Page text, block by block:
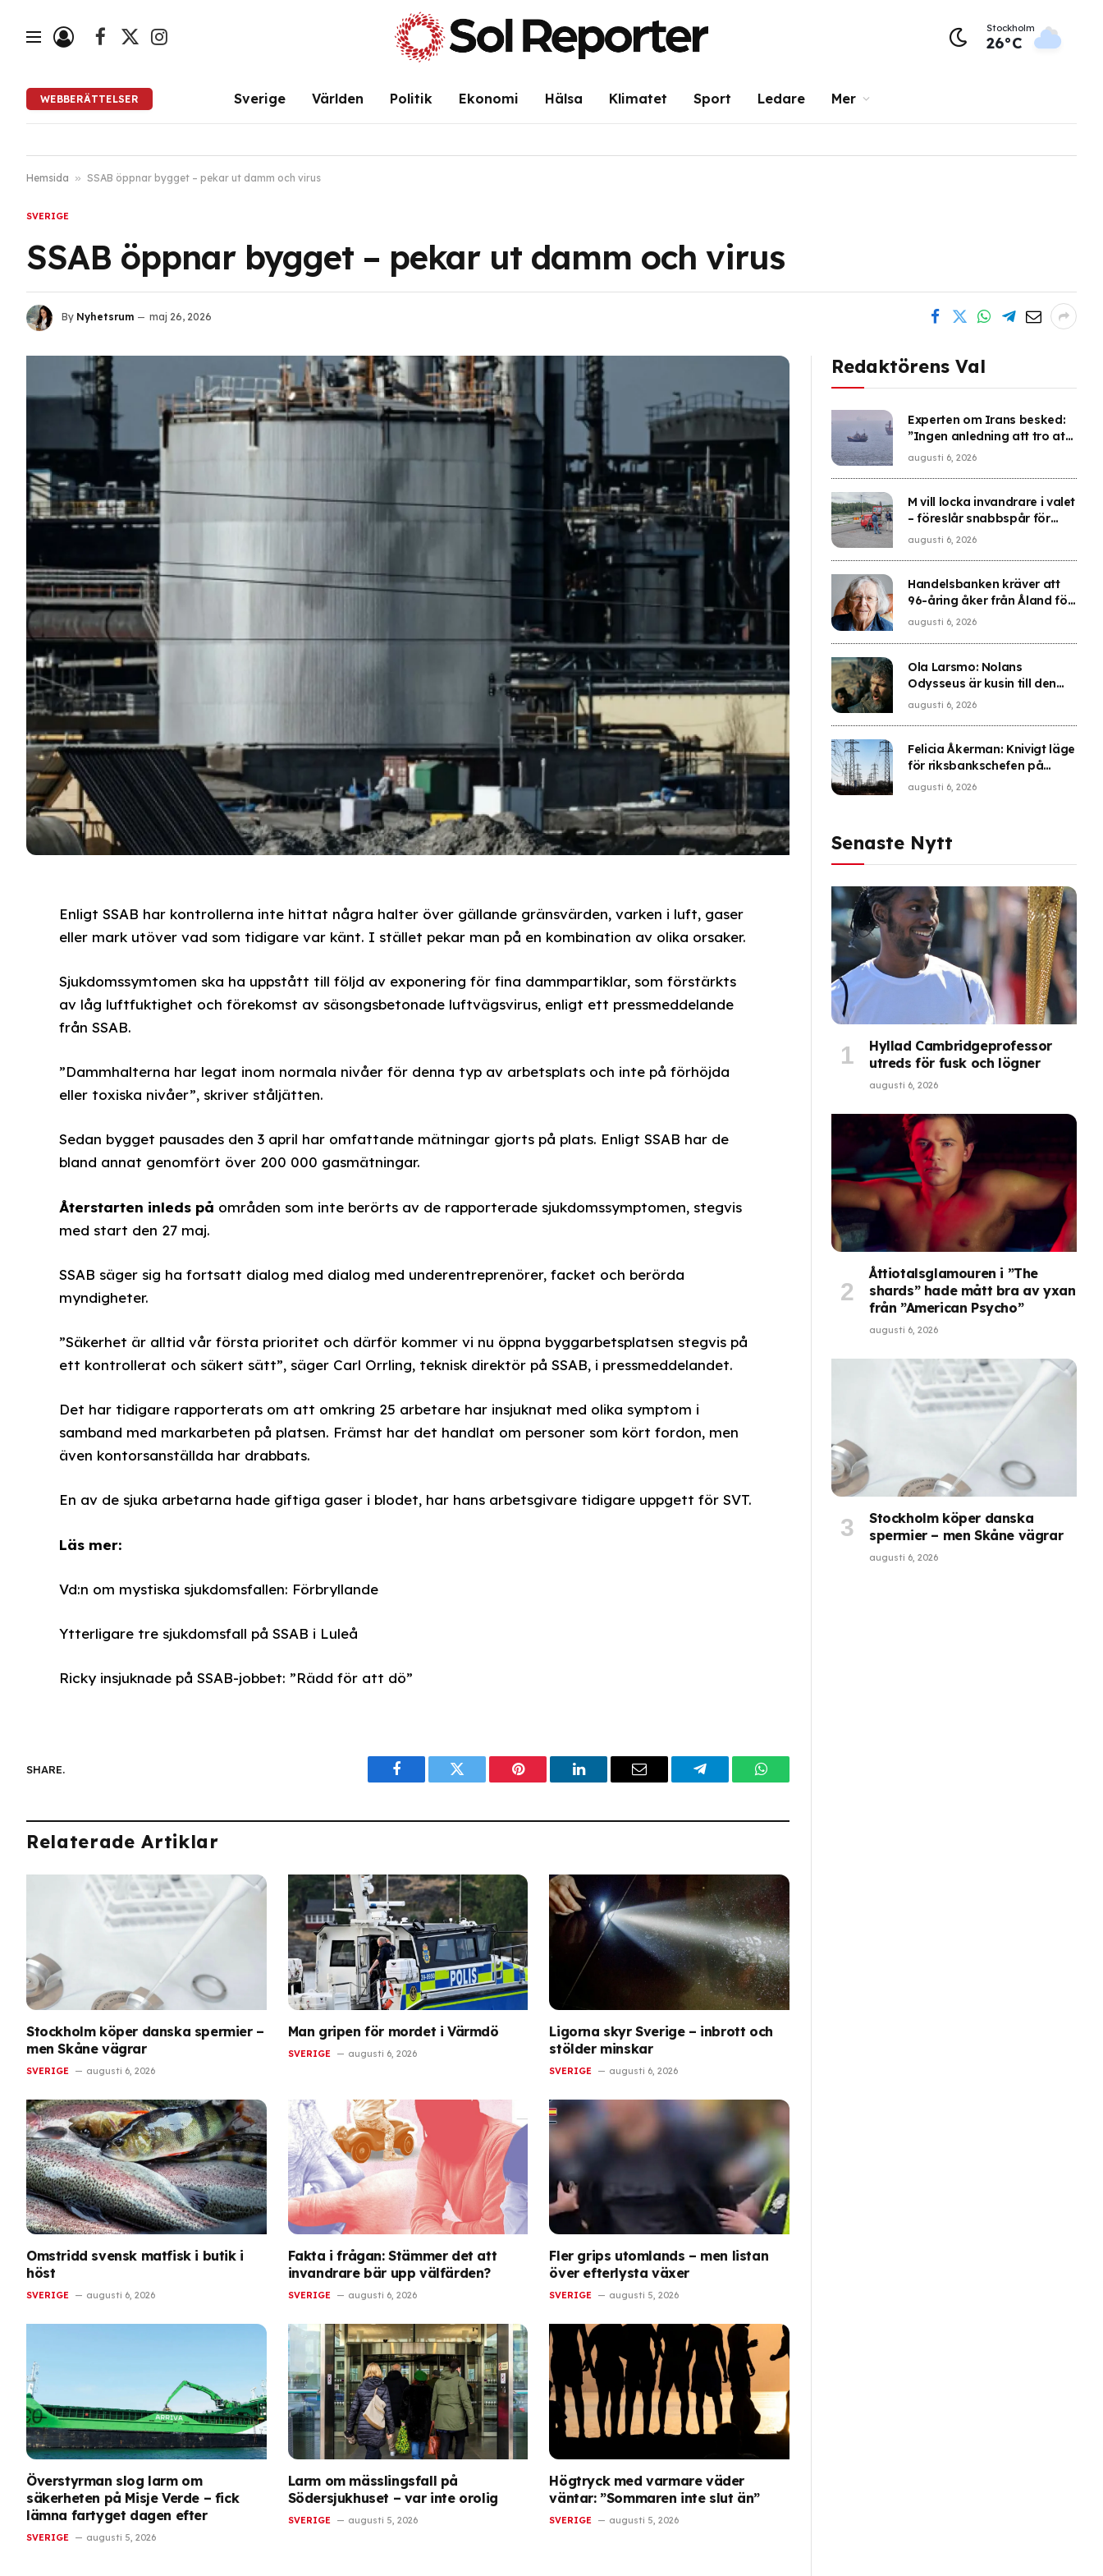
Facebook
X
Instagram
Stockholm
26°C
WEBBERÄTTELSER Sverige Världen Politik Ekonomi Hälsa Klimatet Sport Ledare Mer
Hemsida » SSAB öppnar bygget – pekar ut damm och virus
SVERIGE
SSAB öppnar bygget – pekar ut damm och virus
By Nyhetsrum maj 26, 2026
Enligt SSAB har kontrollerna inte hittat några halter över gällande gränsvärden, varken i luft, gaser
eller mark utöver vad som tidigare var känt. I stället pekar man på en kombination av olika orsaker.
Sjukdomssymtomen ska ha uppstått till följd av exponering för fina dammpartiklar, som förstärkts
av låg luftfuktighet och förekomst av säsongsbetonade luftvägsvirus, enligt ett pressmeddelande
från SSAB.
”Dammhalterna har legat inom normala nivåer för denna typ av arbetsplats och inte på förhöjda
eller toxiska nivåer”, skriver ståljätten.
Sedan bygget pausades den 3 april har omfattande mätningar gjorts på plats. Enligt SSAB har de
bland annat genomfört över 200 000 gasmätningar.
Återstarten inleds på områden som inte berörts av de rapporterade sjukdomssymptomen, stegvis
med start den 27 maj.
SSAB säger sig ha fortsatt dialog med dialog med underentreprenörer, facket och berörda
myndigheter.
”Säkerhet är alltid vår första prioritet och därför kommer vi nu öppna byggarbetsplatsen stegvis på
ett kontrollerat och säkert sätt”, säger Carl Orrling, teknisk direktör på SSAB, i pressmeddelandet.
Det har tidigare rapporterats om att omkring 25 arbetare har insjuknat med olika symptom i
samband med markarbeten på platsen. Främst har det handlat om personer som kört fordon, men
även kontorsanställda har drabbats.
En av de sjuka arbetarna hade giftiga gaser i blodet, har hans arbetsgivare tidigare uppgett för SVT.
Läs mer:
Vd:n om mystiska sjukdomsfallen: Förbryllande
Ytterligare tre sjukdomsfall på SSAB i Luleå
Ricky insjuknade på SSAB-jobbet: ”Rädd för att dö”
SHARE.
FacebookTwitter PinterestLinkedInEmail TelegramWhatsApp
Relaterade Artiklar
Stockholm köper danska spermier –
men Skåne vägrar
SVERIGE augusti 6, 2026
Man gripen för mordet i Värmdö
SVERIGE augusti 6, 2026
Ligorna skyr Sverige – inbrott och
stölder minskar
SVERIGE augusti 6, 2026
Omstridd svensk matfisk i butik i
höst
SVERIGE augusti 6, 2026
Fakta i frågan: Stämmer det att
invandrare bär upp välfärden?
SVERIGE augusti 6, 2026
Fler grips utomlands – men listan
över efterlysta växer
SVERIGE augusti 5, 2026
Överstyrman slog larm om
säkerheten på Misje Verde – fick
lämna fartyget dagen efter
SVERIGE augusti 5, 2026
Larm om mässlingsfall på
Södersjukhuset – var inte orolig
SVERIGE augusti 5, 2026
Högtryck med varmare väder
väntar: ”Sommaren inte slut än”
SVERIGE augusti 5, 2026
Redaktörens Val
Experten om Irans besked:
”Ingen anledning att tro att
problemet är löst”
augusti 6, 2026
M vill locka invandrare i valet
– föreslår snabbspår för
medborgarskap
augusti 6, 2026
Handelsbanken kräver att
96-åring åker från Åland för
bank-id
augusti 6, 2026
Ola Larsmo: Nolans
Odysseus är kusin till den
plågade Oppenheimer
augusti 6, 2026
Felicia Åkerman: Knivigt läge
för riksbankschefen på
nästa räntemöte
augusti 6, 2026
Senaste Nytt
Hyllad Cambridgeprofessor
utreds för fusk och lögner
augusti 6, 2026
Åttiotalsglamouren i ”The
shards” hade mått bra av yxan
från ”American Psycho”
augusti 6, 2026
Stockholm köper danska
spermier – men Skåne vägrar
augusti 6, 2026